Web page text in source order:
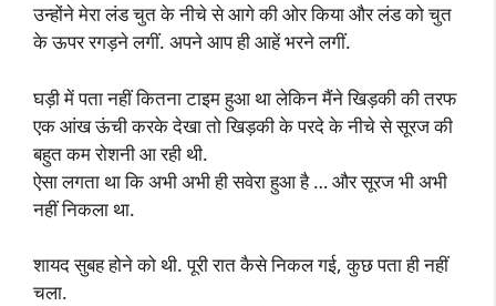
उन्होंने मेरा लंड चुत के नीचे से आगे की ओर किया और लंड को चुत
के ऊपर रगड़ने लगीं. अपने आप ही आहें भरने लगीं.
घड़ी में पता नहीं कितना टाइम हुआ था लेकिन मैंने खिड़की की तरफ
एक आंख ऊंची करके देखा तो खिड़की के परदे के नीचे से सूरज की
बहुत कम रोशनी आ रही थी.
ऐसा लगता था कि अभी अभी ही सवेरा हुआ है … और सूरज भी अभी
नहीं निकला था.
शायद सुबह होने को थी. पूरी रात कैसे निकल गई, कुछ पता ही नहीं
चला.